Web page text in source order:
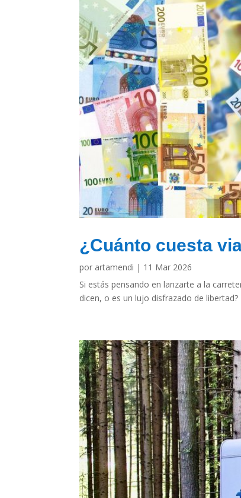
¿Cuánto cuesta
por artamendi | 11 Mar 2026
Si estás pensando en lanzarte a la
dicen, o es un lujo disfrazado de